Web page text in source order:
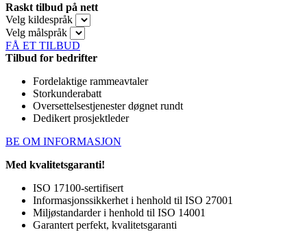
Raskt tilbud på nett
Velg kildespråk
Velg målspråk
FÅ ET TILBUD
Tilbud for bedrifter
Fordelaktige rammeavtaler
Storkunderabatt
Oversettelsestjenester døgnet rundt
Dedikert prosjektleder
BE OM INFORMASJON
Med kvalitetsgaranti!
ISO 17100-sertifisert
Informasjonssikkerhet i henhold til ISO 27001
Miljøstandarder i henhold til ISO 14001
Garantert perfekt, kvalitetsgaranti